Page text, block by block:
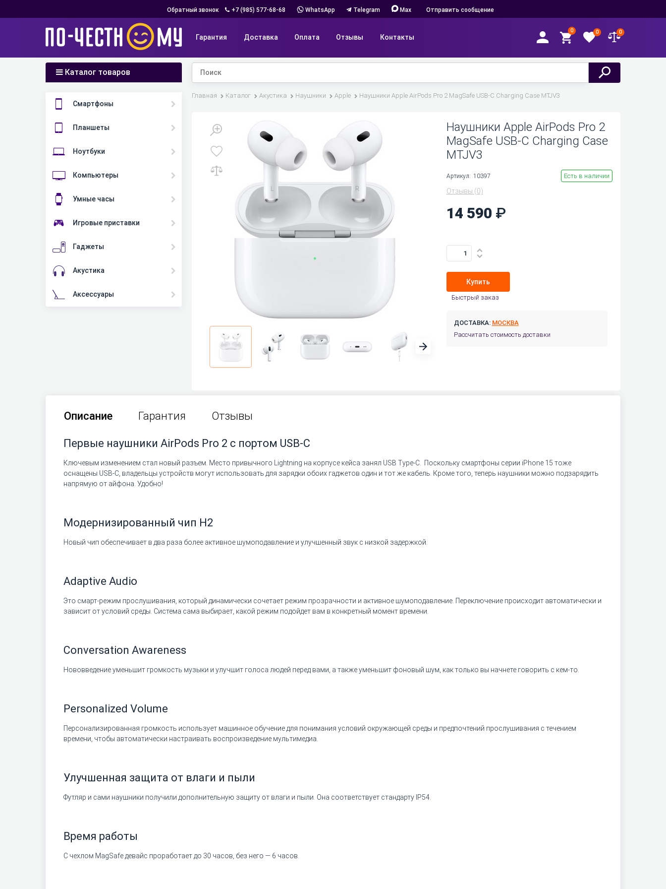
Обратный звонок +7 (985) 577-68-68 WhatsApp Telegram Max Отправить сообщение
Гарантия Доставка Оплата Отзывы Контакты
0 0 0
Каталог товаров
Смартфоны
Планшеты
Ноутбуки
Компьютеры
Умные часы
Игровые приставки
Гаджеты
Акустика
Аксессуары
Главная Каталог Акустика Наушники Apple Наушники Apple AirPods Pro 2 MagSafe USB-C Charging Case MTJV3
Наушники Apple AirPods Pro 2
MagSafe USB-C Charging Case
MTJV3
Артикул: 10397 Есть в наличии
Отзывы (0)
14 590
Купить
Быстрый заказ
ДОСТАВКА: МОСКВА
Рассчитать стоимость доставки
Описание Гарантия Отзывы
Первые наушники AirPods Pro 2 с портом USB-C
Ключевым изменением стал новый разъем. Место привычного Lightning на корпусе кейса занял USB Type-C. Поскольку смартфоны серии iPhone 15 тоже
оснащены USB-C, владельцы устройств могут использовать для зарядки обоих гаджетов один и тот же кабель. Кроме того, теперь наушники можно подзарядить
напрямую от айфона. Удобно!
Модернизированный чип H2
Новый чип обеспечивает в два раза более активное шумоподавление и улучшенный звук с низкой задержкой.
Adaptive Audio
Это смарт-режим прослушивания, который динамически сочетает режим прозрачности и активное шумоподавление. Переключение происходит автоматически и
зависит от условий среды. Система сама выбирает, какой режим подойдет вам в конкретный момент времени.
Conversation Awareness
Нововведение уменьшит громкость музыки и улучшит голоса людей перед вами, а также уменьшит фоновый шум, как только вы начнете говорить с кем-то.
Personalized Volume
Персонализированная громкость использует машинное обучение для понимания условий окружающей среды и предпочтений прослушивания с течением
времени, чтобы автоматически настраивать воспроизведение мультимедиа.
Улучшенная защита от влаги и пыли
Футляр и сами наушники получили дополнительную защиту от влаги и пыли. Она соответствует стандарту IP54.
Время работы
С чехлом MagSafe девайс проработает до 30 часов, без него — 6 часов.